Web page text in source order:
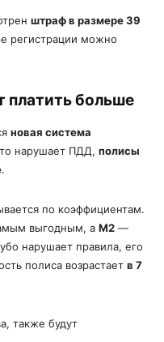
штраф в размере 39
регистрации можно
больше
новая система
нарушает ПДД, полисы
.
по коэффициентам.
выгодным, а М2 —
нарушает правила, его
полиса возрастает в 7
также будут